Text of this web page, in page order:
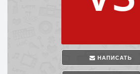
НАПИСАТЬ